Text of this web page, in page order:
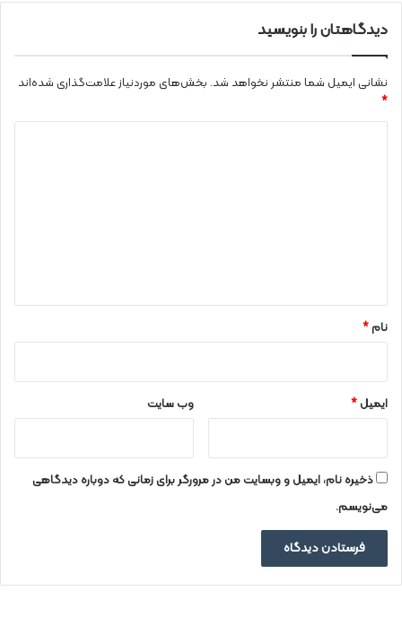
دیدگاهتان را بنویسید
نشانی ایمیل شما منتشر نخواهد شد. بخش‌های موردنیاز علامت‌گذاری شده‌اند
*
نام*
ایمیل* وب‌ سایت
ذخیره نام، ایمیل و وبسایت من در مرورگر برای زمانی که دوباره دیدگاهی
می‌نویسم.